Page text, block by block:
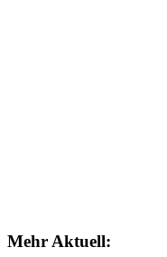
Mehr Aktuell: